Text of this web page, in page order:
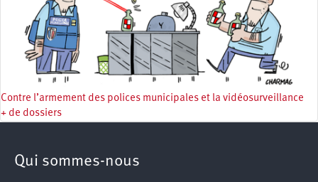
Contre l’armement des polices municipales et la vidéosurveillance
+ de dossiers
Qui sommes-nous